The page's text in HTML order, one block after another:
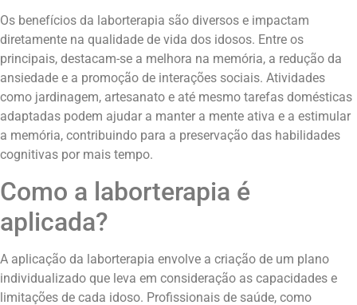
Os benefícios da laborterapia são diversos e impactam
diretamente na qualidade de vida dos idosos. Entre os
principais, destacam-se a melhora na memória, a redução da
ansiedade e a promoção de interações sociais. Atividades
como jardinagem, artesanato e até mesmo tarefas domésticas
adaptadas podem ajudar a manter a mente ativa e a estimular
a memória, contribuindo para a preservação das habilidades
cognitivas por mais tempo.
Como a laborterapia é
aplicada?
A aplicação da laborterapia envolve a criação de um plano
individualizado que leva em consideração as capacidades e
limitações de cada idoso. Profissionais de saúde, como